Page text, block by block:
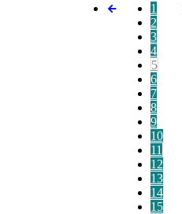
1
2
3
4
5
6
7
8
9
10
11
12
13
14
15